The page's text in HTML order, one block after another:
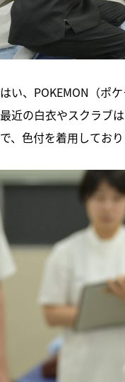
はい、POKEMON（ポ
最近の白衣やスクラブ
で、色付を着用しており